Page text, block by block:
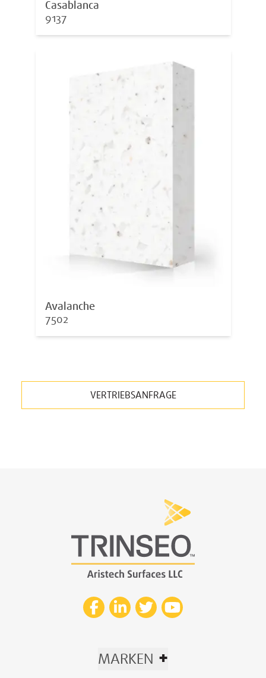
Casablanca
9137
Avalanche
7502
VERTRIEBSANFRAGE
MARKEN +